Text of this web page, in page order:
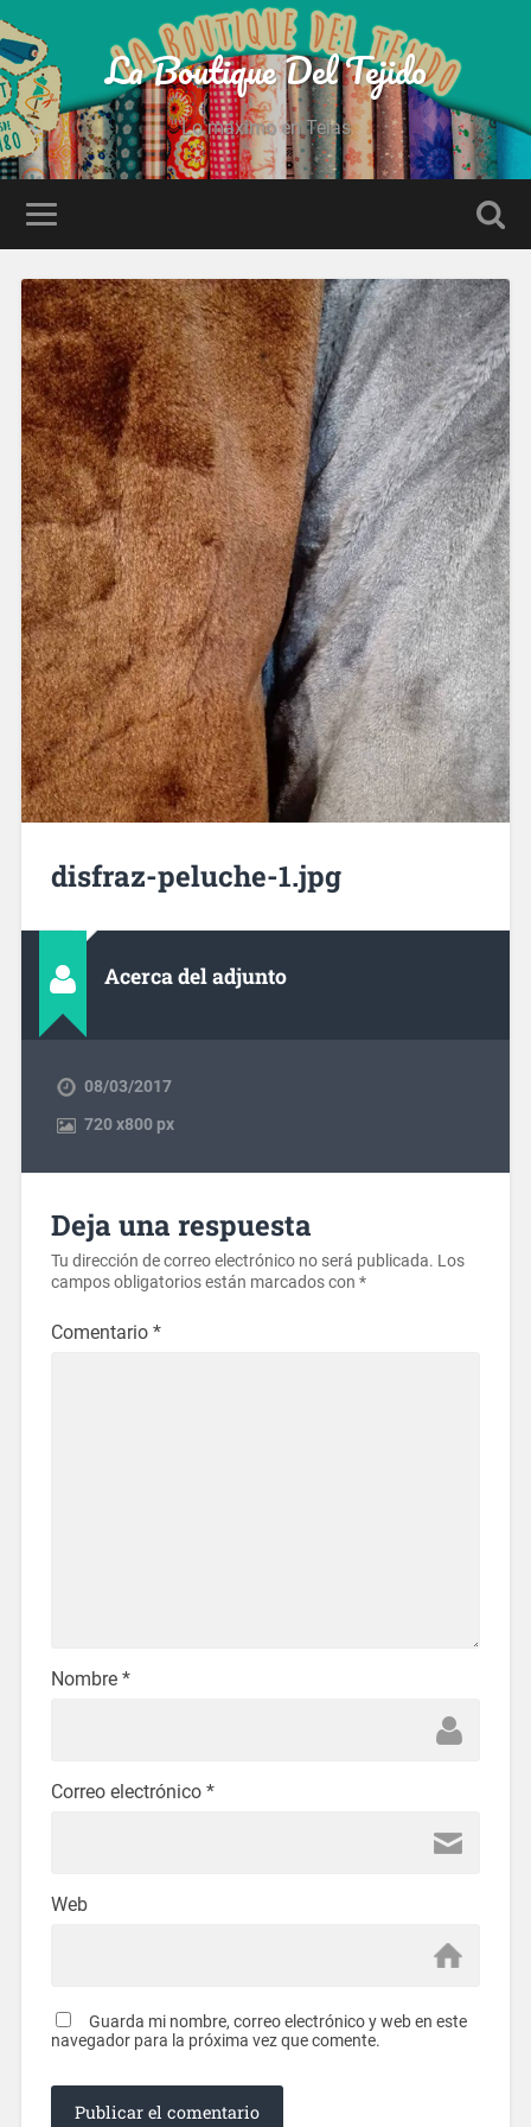
La Boutique Del Tejido
Lo maximo en Telas
disfraz-peluche-1.jpg
Acerca del adjunto
08/03/2017
720x800 px
Deja una respuesta
Tu dirección de correo electrónico no será publicada. Los
campos obligatorios están marcados con *
Comentario *
Nombre *
Correo electrónico *
Web
Guarda mi nombre, correo electrónico y web en este
navegador para la próxima vez que comente.